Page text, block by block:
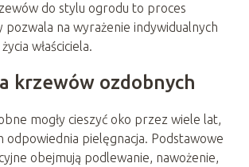
do stylu ogrodu to proces
na wyrażenie indywidualnych
właściciela.
krzewów ozdobnych
mogły cieszyć oko przez wiele lat,
odpowiednia pielęgnacja. Podstawowe
obejmują podlewanie, nawożenie,